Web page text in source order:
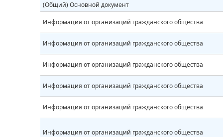
(Общий) Основной документ
Информация от организаций гражданского общества
Информация от организаций гражданского общества
Информация от организаций гражданского общества
Информация от организаций гражданского общества
Информация от организаций гражданского общества
Информация от организаций гражданского общества